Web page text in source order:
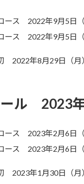
ース 2022年9月5日
ース 2022年9月5日
2022年8月29日（月
ル 2023
ース 2023年2月6日
ース 2023年2月6日
2023年1月30日（月